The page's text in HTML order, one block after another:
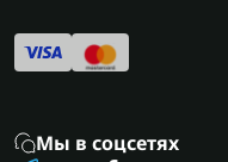
подбирают
варочные
Перед тем как
Мы в соцсетях